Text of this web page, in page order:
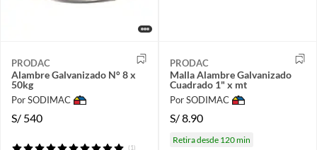
PRODAC
Alambre Galvanizado N° 8 x
50kg
Por SODIMAC
S/ 540
(1)
PRODAC
Malla Alambre Galvanizado
Cuadrado 1" x mt
Por SODIMAC
S/8.90
Retira desde 120 min